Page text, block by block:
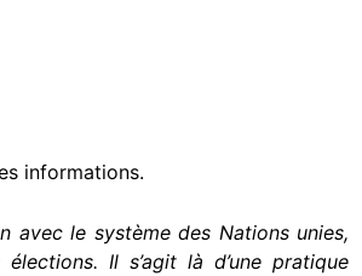
informations.
avec le système des Nations unies,
Il s’agit là d’une pratique